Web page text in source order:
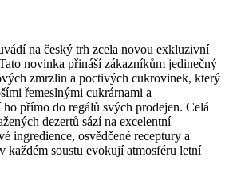
na český trh zcela novou exkluzivní
novinka přináší zákazníkům jedinečný
zmrzlin a poctivých cukrovinek, který
řemeslnými cukrárnami a
přímo do regálů svých prodejen. Celá
dezertů sází na excelentní
ingredience, osvědčené receptury a
každém soustu evokují atmosféru letní